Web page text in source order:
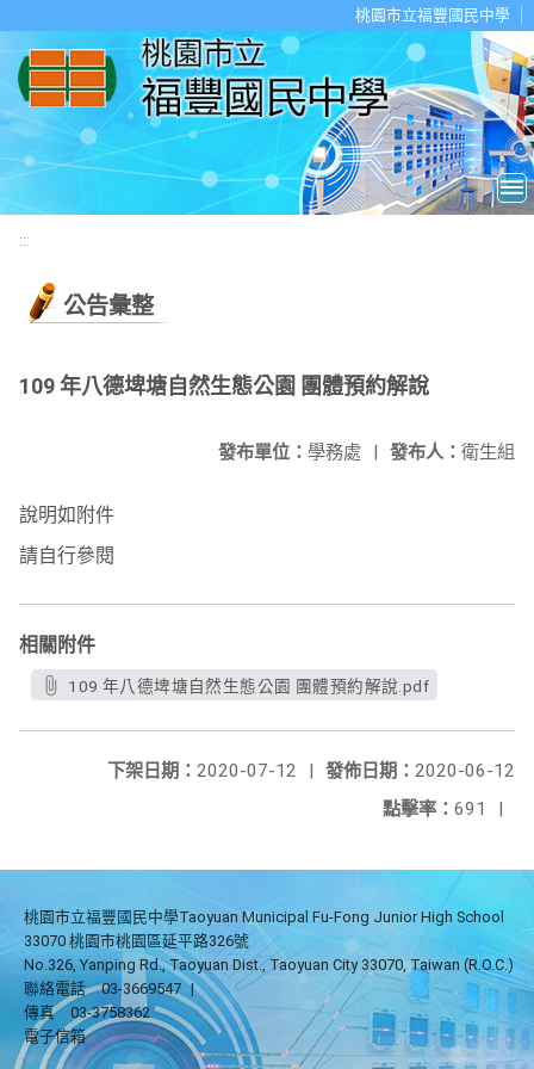
桃園市立福豐國民中學
:::
公告彙整
109 年八德埤塘自然生態公園 團體預約解說
發布人： 衛生組
發布單位： 學務處 |
說明如附件
請自行參閱
相關附件
109 年八德埤塘自然生態公園 團體預約解說.pdf
發佈日期： 2020-06-12
下架日期： 2020-07-12
|
點擊率： 691 |
桃園市立福豐國民中學Taoyuan Municipal Fu-Fong Junior High School
33070 桃園市桃園區延平路326號
No.326, Yanping Rd., Taoyuan Dist., Taoyuan City 33070, Taiwan (R.O.C.)
聯絡電話
03-3669547 |
傳真
03-3758362
電子信箱